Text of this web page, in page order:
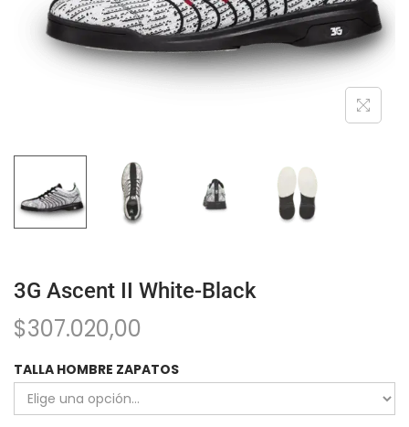
3G Ascent II White-Black
$307.020,00
TALLA HOMBRE ZAPATOS